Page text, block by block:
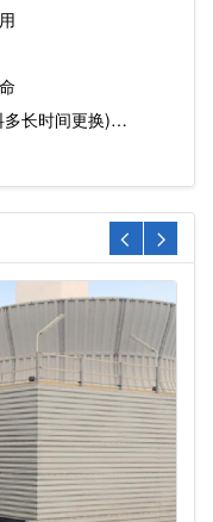
多长时间更换)…